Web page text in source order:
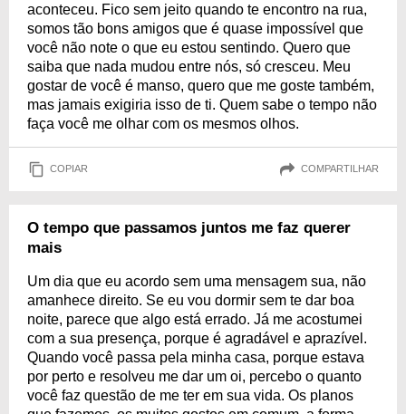
aconteceu. Fico sem jeito quando te encontro na rua,
somos tão bons amigos que é quase impossível que
você não note o que eu estou sentindo. Quero que
saiba que nada mudou entre nós, só cresceu. Meu
gostar de você é manso, quero que me goste também,
mas jamais exigiria isso de ti. Quem sabe o tempo não
faça você me olhar com os mesmos olhos.
COPIAR COMPARTILHAR
O tempo que passamos juntos me faz querer
mais
Um dia que eu acordo sem uma mensagem sua, não
amanhece direito. Se eu vou dormir sem te dar boa
noite, parece que algo está errado. Já me acostumei
com a sua presença, porque é agradável e aprazível.
Quando você passa pela minha casa, porque estava
por perto e resolveu me dar um oi, percebo o quanto
você faz questão de me ter em sua vida. Os planos